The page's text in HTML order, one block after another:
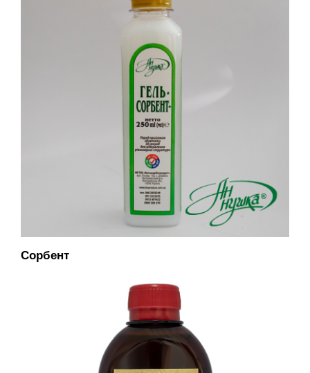
Сорбент